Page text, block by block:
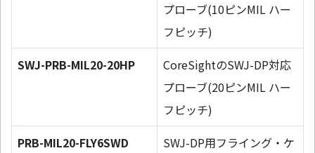
プローブ(10ピンMIL ハー
フピッチ)
SWJ-PRB-MIL20-20HP
CoreSightのSWJ-DP対応
プローブ(20ピンMIL ハー
フピッチ)
PRB-MIL20-FLY6SWD
SWJ-DP用フライング・ケ